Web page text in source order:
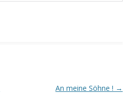
An meine Söhne ! →